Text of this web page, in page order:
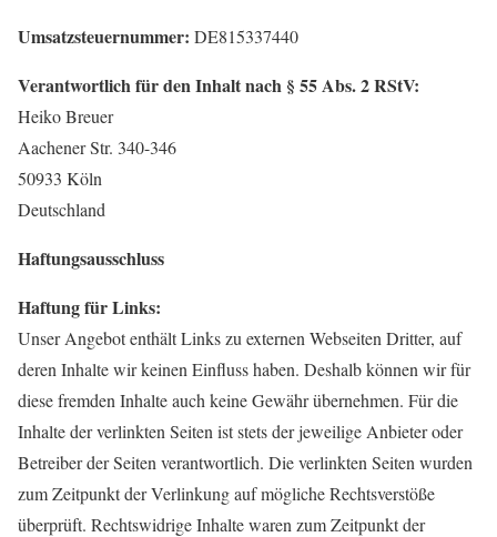
Umsatzsteuernummer: DE815337440
Verantwortlich für den Inhalt nach § 55 Abs. 2 RStV:
Heiko Breuer
Aachener Str. 340-346
50933 Köln
Deutschland
Haftungsausschluss
Haftung für Links:
Unser Angebot enthält Links zu externen Webseiten Dritter, auf
deren Inhalte wir keinen Einfluss haben. Deshalb können wir für
diese fremden Inhalte auch keine Gewähr übernehmen. Für die
Inhalte der verlinkten Seiten ist stets der jeweilige Anbieter oder
Betreiber der Seiten verantwortlich. Die verlinkten Seiten wurden
zum Zeitpunkt der Verlinkung auf mögliche Rechtsverstöße
überprüft. Rechtswidrige Inhalte waren zum Zeitpunkt der